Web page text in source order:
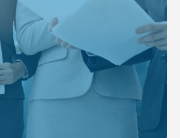
al 4 de marzo de 2027 Campus Virtual
Financiero (CAF)
al 4 de marzo de 2027 |Campus Virtual